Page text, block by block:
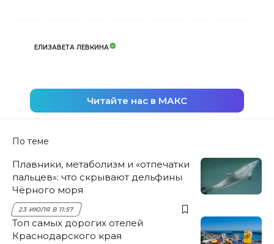
ЕЛИЗАВЕТА ЛЕВКИНА
Читайте нас в МАКС
По теме
Плавники, метаболизм и «отпечатки
пальцев»: что скрывают дельфины
Чёрного моря
23 ИЮЛЯ В 11:57
Топ самых дорогих отелей
Краснодарского края